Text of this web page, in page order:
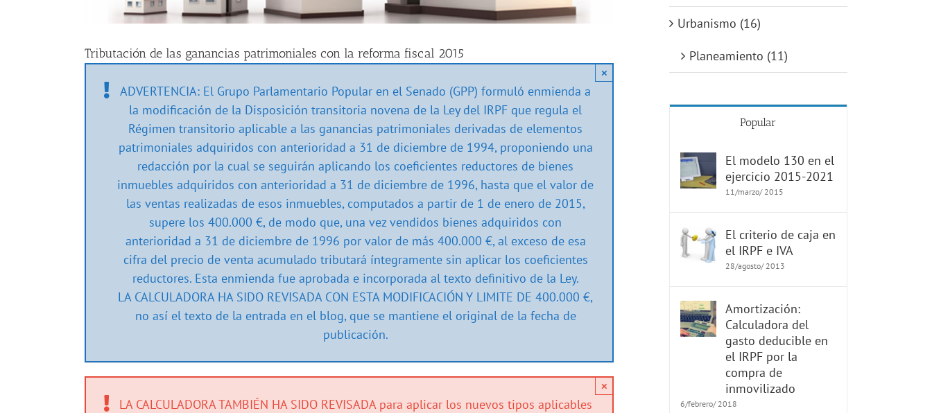
Tributación de las ganancias patrimoniales con la reforma fiscal 2015
ADVERTENCIA: El Grupo Parlamentario Popular en el Senado (GPP) formuló enmienda a
la modificación de la Disposición transitoria novena de la Ley del IRPF que regula el
Régimen transitorio aplicable a las ganancias patrimoniales derivadas de elementos
patrimoniales adquiridos con anterioridad a 31 de diciembre de 1994, proponiendo una
redacción por la cual se seguirán aplicando los coeficientes reductores de bienes
inmuebles adquiridos con anterioridad a 31 de diciembre de 1996, hasta que el valor de
las ventas realizadas de esos inmuebles, computados a partir de 1 de enero de 2015,
supere los 400.000 €, de modo que, una vez vendidos bienes adquiridos con
anterioridad a 31 de diciembre de 1996 por valor de más 400.000 €, al exceso de esa
cifra del precio de venta acumulado tributará íntegramente sin aplicar los coeficientes
reductores. Esta enmienda fue aprobada e incorporada al texto definitivo de la Ley.
LA CALCULADORA HA SIDO REVISADA CON ESTA MODIFICACIÓN Y LIMITE DE 400.000 €,
no así el texto de la entrada en el blog, que se mantiene el original de la fecha de
publicación.
×
LA CALCULADORA TAMBIÉN HA SIDO REVISADA para aplicar los nuevos tipos aplicables
×
Urbanismo (16)
Planeamiento (11)
Popular
El modelo 130 en el
ejercicio 2015-2021
11/marzo/ 2015
El criterio de caja en
el IRPF e IVA
28/agosto/ 2013
Amortización:
Calculadora del
gasto deducible en
el IRPF por la
compra de
inmovilizado
6/febrero/ 2018